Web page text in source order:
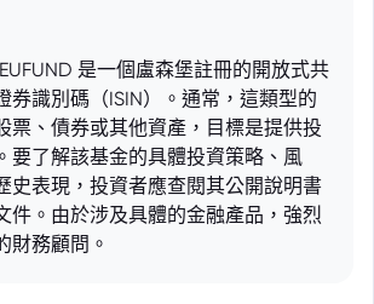
是一個盧森堡註冊的開放式共
券識別碼（ISIN）。通常，這類型的
票、債券或其他資產，目標是提供投
要了解該基金的具體投資策略、風
史表現，投資者應查閱其公開說明書
件。由於涉及具體的金融產品，強烈
財務顧問。